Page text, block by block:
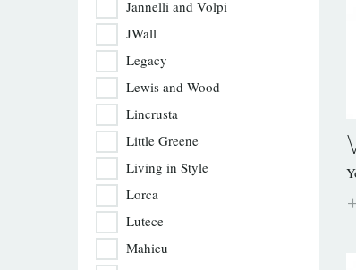
Jannelli and Volpi
JWall
Legacy
Lewis and Wood
Lincrusta
Little Greene
Living in Style
Lorca
Lutece
Mahieu